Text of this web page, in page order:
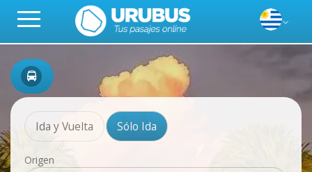
Ida y Vuelta Sólo Ida
Origen